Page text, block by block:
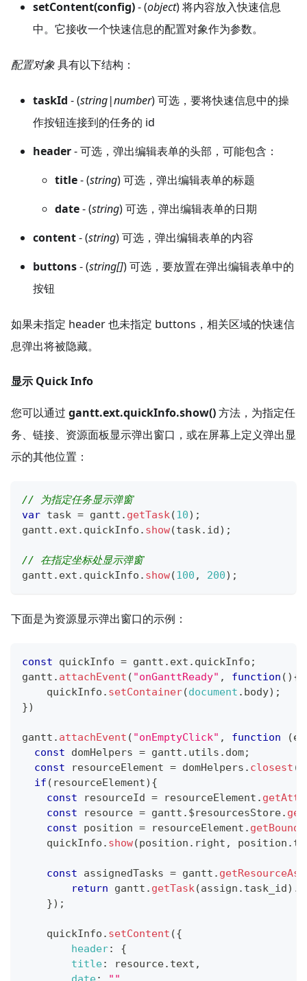
setContent(config)- (object) 将内容放入快速信息
中。它接收一个快速信息的配置对象作为参数。
配置对象具有以下结构：
taskId - (string|number) 可选，要将快速信息中的操
作按钮连接到的任务的 id
header- 可选，弹出编辑表单的头部，可能包含：
title- (string) 可选，弹出编辑表单的标题
date- (string) 可选，弹出编辑表单的日期
content- (string) 可选，弹出编辑表单的内容
buttons- (string[]) 可选，要放置在弹出编辑表单中的
按钮
如果未指定 header 也未指定 buttons，相关区域的快速信
息弹出将被隐藏。
显示 Quick Info
您可以通过 gantt.ext.quickInfo.show()方法，为指定任
务、链接、资源面板显示弹出窗口，或在屏幕上定义弹出显
示的其他位置：
// 为指定任务显示弹窗
var task = gantt . getTask(10) ;
gantt . ext . quickInfo . show(task. id) ;
// 在指定坐标处显示弹窗
gantt . ext . quickInfo . show(100 , 200) ;
下面是为资源显示弹出窗口的示例：
const quickInfo = gantt . ext . quickInfo ;
gantt . attachEvent ( "onGanttReady" , function ( ) {
    quickInfo
. setContainer(document . body) ;
})
gantt . attachEvent ( "onEmptyClick" , function (e
const domHelpers = gantt . utils . dom;
const resourceElement = domHelpers . closest (
if ( resourceElement) {
const resourceId = resourceElement .
const resource = gantt . $resourcesStore.
const position = resourceElement .
    quickInfo
. show(position . right , position .
const assignedTasks = gantt .
return gantt . getTask(assign . task_id) .
}) ;
    quickInfo
. setContent ({
header:
{
title: resource. text ,